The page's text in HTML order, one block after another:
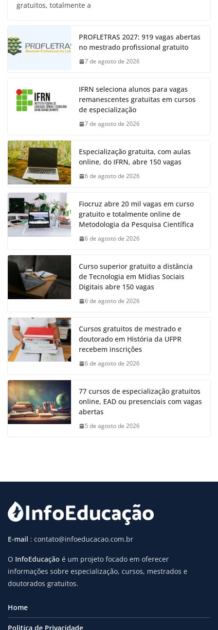
gratuitos, totalmente a
PROFLETRAS 2027: 919 vagas abertas
no mestrado profissional gratuito
7 de agosto de 2026
IFRN seleciona alunos para vagas
remanescentes gratuitas em cursos
de especialização
7 de agosto de 2026
Especialização gratuita, com aulas
online, do IFRN, abre 150 vagas
6 de agosto de 2026
Fiocruz abre 20 mil vagas em curso
gratuito e totalmente online de
Metodologia da Pesquisa Científica
6 de agosto de 2026
Curso superior gratuito a distância
de Tecnologia em Mídias Sociais
Digitais abre 150 vagas
6 de agosto de 2026
Cursos gratuitos de mestrado e
doutorado em História da UFPR
recebem inscrições
6 de agosto de 2026
77 cursos de especialização gratuitos
online, EAD ou presenciais com vagas
abertas
5 de agosto de 2026
E-mail : contato@infoeducacao.com.br
O InfoEducação é um projeto focado em oferecer
informações sobre especialização, cursos, mestrados e
doutorados gratuitos.
Home
Politica de Privacidade